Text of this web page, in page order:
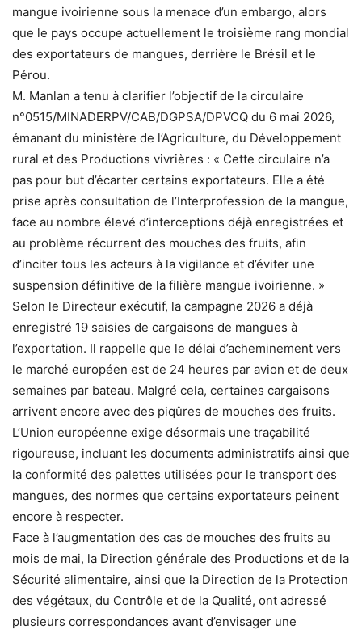
mangue ivoirienne sous la menace d’un embargo, alors
que le pays occupe actuellement le troisième rang mondial
des exportateurs de mangues, derrière le Brésil et le
Pérou.
M. Manlan a tenu à clarifier l’objectif de la circulaire
n°0515/MINADERPV/CAB/DGPSA/DPVCQ du 6 mai 2026,
émanant du ministère de l’Agriculture, du Développement
rural et des Productions vivrières : « Cette circulaire n’a
pas pour but d’écarter certains exportateurs. Elle a été
prise après consultation de l’Interprofession de la mangue,
face au nombre élevé d’interceptions déjà enregistrées et
au problème récurrent des mouches des fruits, afin
d’inciter tous les acteurs à la vigilance et d’éviter une
suspension définitive de la filière mangue ivoirienne. »
Selon le Directeur exécutif, la campagne 2026 a déjà
enregistré 19 saisies de cargaisons de mangues à
l’exportation. Il rappelle que le délai d’acheminement vers
le marché européen est de 24 heures par avion et de deux
semaines par bateau. Malgré cela, certaines cargaisons
arrivent encore avec des piqûres de mouches des fruits.
L’Union européenne exige désormais une traçabilité
rigoureuse, incluant les documents administratifs ainsi que
la conformité des palettes utilisées pour le transport des
mangues, des normes que certains exportateurs peinent
encore à respecter.
Face à l’augmentation des cas de mouches des fruits au
mois de mai, la Direction générale des Productions et de la
Sécurité alimentaire, ainsi que la Direction de la Protection
des végétaux, du Contrôle et de la Qualité, ont adressé
plusieurs correspondances avant d’envisager une